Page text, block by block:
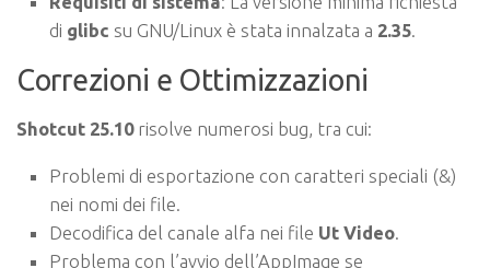
di glibc su GNU/Linux è stata innalzata a 2.35.
Correzioni e Ottimizzazioni
Shotcut 25.10risolve numerosi bug, tra cui:
Problemi di esportazione con caratteri speciali (&)
nei nomi dei file.
Decodifica del canale alfa nei file Ut Video.
Problema con l’avvio dell’AppImage se